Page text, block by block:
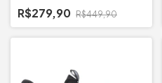
R$279,90 R$449,90